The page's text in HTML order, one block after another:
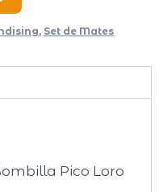
, Set de Mates
Pico Loro